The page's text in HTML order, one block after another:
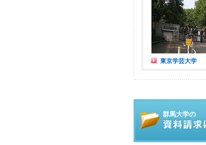
東京学芸大学
群馬大学の